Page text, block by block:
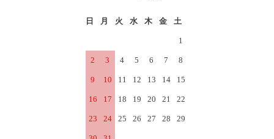
日 月 火 水 木 金 土
1
2 3 4 5 6 7 8
9 10 11 12 13 14 15
16 17 18 19 20 21 22
23 24 25 26 27 28 29